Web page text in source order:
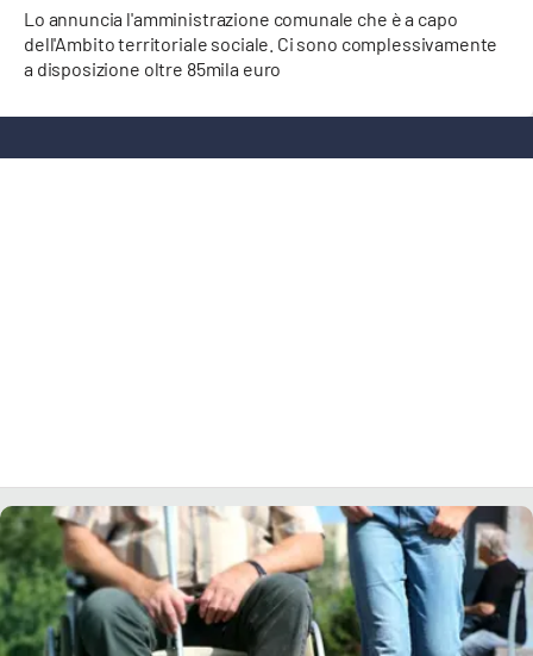
LaC
Network
LACPLAY.IT
LACAPITALENEWS.IT
App
ANDROID
APPLE
Lo annuncia l'amministrazione comunale che è a capo
dell'Ambito territoriale sociale. Ci sono complessivamente
a disposizione oltre 85mila euro